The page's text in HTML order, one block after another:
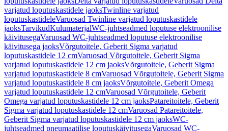
varjatud loputuskastidele jaoksTwinline varjatud
loputuskastideleVaruosad Twinline varjatud loputuskastidele
jaoksTarvikudKulumaterjalWC-juhtseadmed loputuse elektroonilise
käivitusegaVaruosad WC-juhtseadmed loputuse elektroonilise
käivitusega jaoksVõrgutoitele, Geberit Sigma varjatud
loputuskastidele 12 cmVaruosad Võrgutoitele, Geberit Sigma
varjatud loputuskastidele 12 cm jaoksVõrgutoitele, Geberit Sigma
varjatud loputuskastidele 8 cmVaruosad Võrgutoitele, Geberit Sigma
varjatud loputuskastidele 8 cm jaoksVõrgutoitele, Geberit Omega
varjatud loputuskastidele 12 cmVaruosad Võrgutoitele, Geberit
Omega varjatud loputuskastidele 12 cm jaoksPatareitoitele, Geberit
Sigma varjatud loputuskastidele 12 cmVaruosad Patareitoitele,
Geberit Sigma varjatud loputuskastidele 12 cm jaoksWC-
juhtseadmed pneumaatilise loputuskäivitusegaVaruosad WC-